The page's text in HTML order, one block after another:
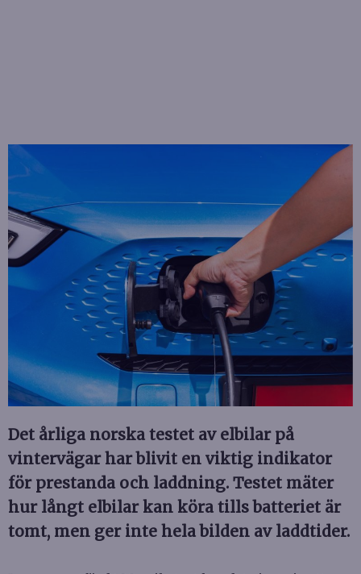
Det årliga norska testet av elbilar på
vintervägar har blivit en viktig indikator
för prestanda och laddning. Testet mäter
hur långt elbilar kan köra tills batteriet är
tomt, men ger inte hela bilden av laddtider.